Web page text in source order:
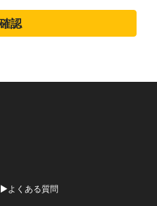
▶よくある質問